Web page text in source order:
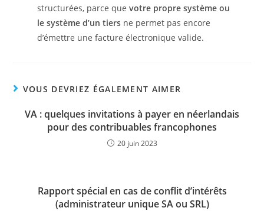
structurées, parce que votre propre système ou
le système d’un tiersne permet pas encore
d’émettre une facture électronique valide.
VOUS DEVRIEZ ÉGALEMENT AIMER
VA : quelques invitations à payer en néerlandais
pour des contribuables francophones
20 juin 2023
Rapport spécial en cas de conflit d’intérêts
(administrateur unique SA ou SRL)